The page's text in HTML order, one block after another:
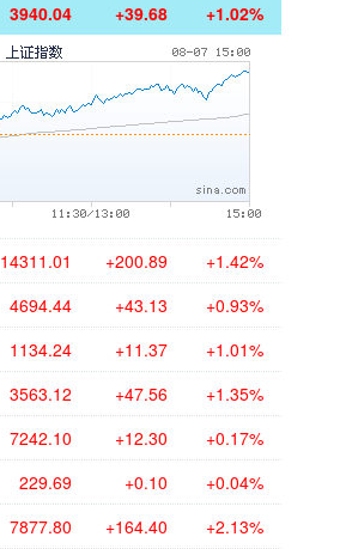
3940.04 +39.68 +1.02%
14311.01 +200.89 +1.42%
4694.44 +43.13 +0.93%
1134.24 +11.37 +1.01%
3563.12 +47.56 +1.35%
7242.10 +12.30 +0.17%
229.69 +0.10 +0.04%
7877.80 +164.40 +2.13%